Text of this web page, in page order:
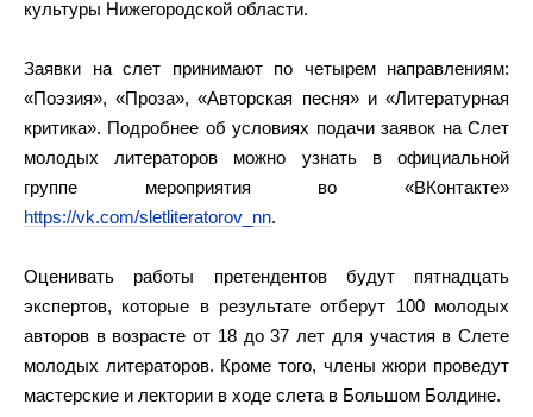
культуры Нижегородской области.
Заявки на слет принимают по четырем направлениям:
«Поэзия», «Проза», «Авторская песня» и «Литературная
критика». Подробнее об условиях подачи заявок на Слет
молодых литераторов можно узнать в официальной
группе мероприятия во «ВКонтакте»
https://vk.com/sletliteratorov_nn.
Оценивать работы претендентов будут пятнадцать
экспертов, которые в результате отберут 100 молодых
авторов в возрасте от 18 до 37 лет для участия в Слете
молодых литераторов. Кроме того, члены жюри проведут
мастерские и лектории в ходе слета в Большом Болдине.